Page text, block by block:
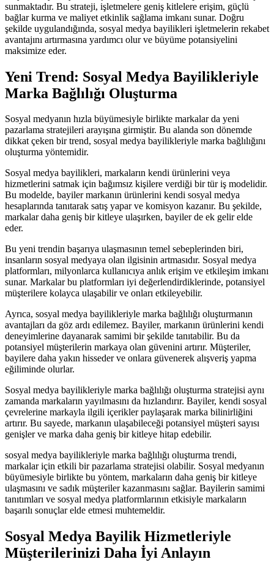
sunmaktadır. Bu strateji, işletmelere geniş kitlelere erişim, güçlü
bağlar kurma ve maliyet etkinlik sağlama imkanı sunar. Doğru
şekilde uygulandığında, sosyal medya bayilikleri işletmelerin rekabet
avantajını artırmasına yardımcı olur ve büyüme potansiyelini
maksimize eder.
Yeni Trend: Sosyal Medya Bayilikleriyle
Marka Bağlılığı Oluşturma
Sosyal medyanın hızla büyümesiyle birlikte markalar da yeni
pazarlama stratejileri arayışına girmiştir. Bu alanda son dönemde
dikkat çeken bir trend, sosyal medya bayilikleriyle marka bağlılığını
oluşturma yöntemidir.
Sosyal medya bayilikleri, markaların kendi ürünlerini veya
hizmetlerini satmak için bağımsız kişilere verdiği bir tür iş modelidir.
Bu modelde, bayiler markanın ürünlerini kendi sosyal medya
hesaplarında tanıtarak satış yapar ve komisyon kazanır. Bu şekilde,
markalar daha geniş bir kitleye ulaşırken, bayiler de ek gelir elde
eder.
Bu yeni trendin başarıya ulaşmasının temel sebeplerinden biri,
insanların sosyal medyaya olan ilgisinin artmasıdır. Sosyal medya
platformları, milyonlarca kullanıcıya anlık erişim ve etkileşim imkanı
sunar. Markalar bu platformları iyi değerlendirdiklerinde, potansiyel
müşterilere kolayca ulaşabilir ve onları etkileyebilir.
Ayrıca, sosyal medya bayilikleriyle marka bağlılığı oluşturmanın
avantajları da göz ardı edilemez. Bayiler, markanın ürünlerini kendi
deneyimlerine dayanarak samimi bir şekilde tanıtabilir. Bu da
potansiyel müşterilerin markaya olan güvenini artırır. Müşteriler,
bayilere daha yakın hisseder ve onlara güvenerek alışveriş yapma
eğiliminde olurlar.
Sosyal medya bayilikleriyle marka bağlılığı oluşturma stratejisi aynı
zamanda markaların yayılmasını da hızlandırır. Bayiler, kendi sosyal
çevrelerine markayla ilgili içerikler paylaşarak marka bilinirliğini
artırır. Bu sayede, markanın ulaşabileceği potansiyel müşteri sayısı
genişler ve marka daha geniş bir kitleye hitap edebilir.
sosyal medya bayilikleriyle marka bağlılığı oluşturma trendi,
markalar için etkili bir pazarlama stratejisi olabilir. Sosyal medyanın
büyümesiyle birlikte bu yöntem, markaların daha geniş bir kitleye
ulaşmasını ve sadık müşteriler kazanmasını sağlar. Bayilerin samimi
tanıtımları ve sosyal medya platformlarının etkisiyle markaların
başarılı sonuçlar elde etmesi muhtemeldir.
Sosyal Medya Bayilik Hizmetleriyle
Müşterilerinizi Daha İyi Anlayın